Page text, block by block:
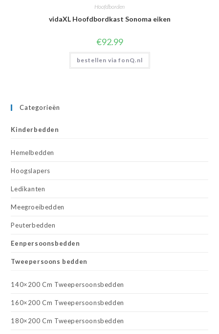
Hoofdborden
vidaXL Hoofdbordkast Sonoma eiken
€92.99
bestellen via fonQ.nl
Categorieën
Kinderbedden
Hemelbedden
Hoogslapers
Ledikanten
Meegroeibedden
Peuterbedden
Eenpersoonsbedden
Tweepersoons bedden
140×200 Cm Tweepersoonsbedden
160×200 Cm Tweepersoonsbedden
180×200 Cm Tweepersoonsbedden